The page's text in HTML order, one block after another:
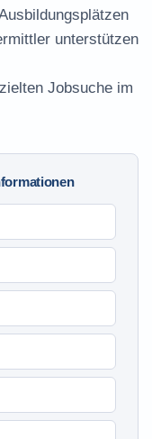
unterstützen
Jobsuche im